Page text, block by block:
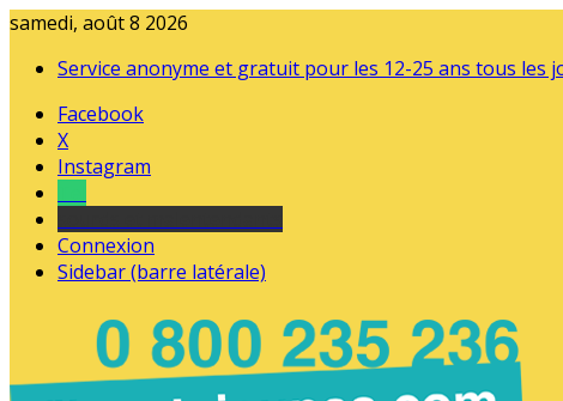
samedi, août 8 2026
Service anonyme et gratuit pour les 12-25 ans tous les
Facebook
X
Instagram
Connexion
Sidebar (barre latérale)